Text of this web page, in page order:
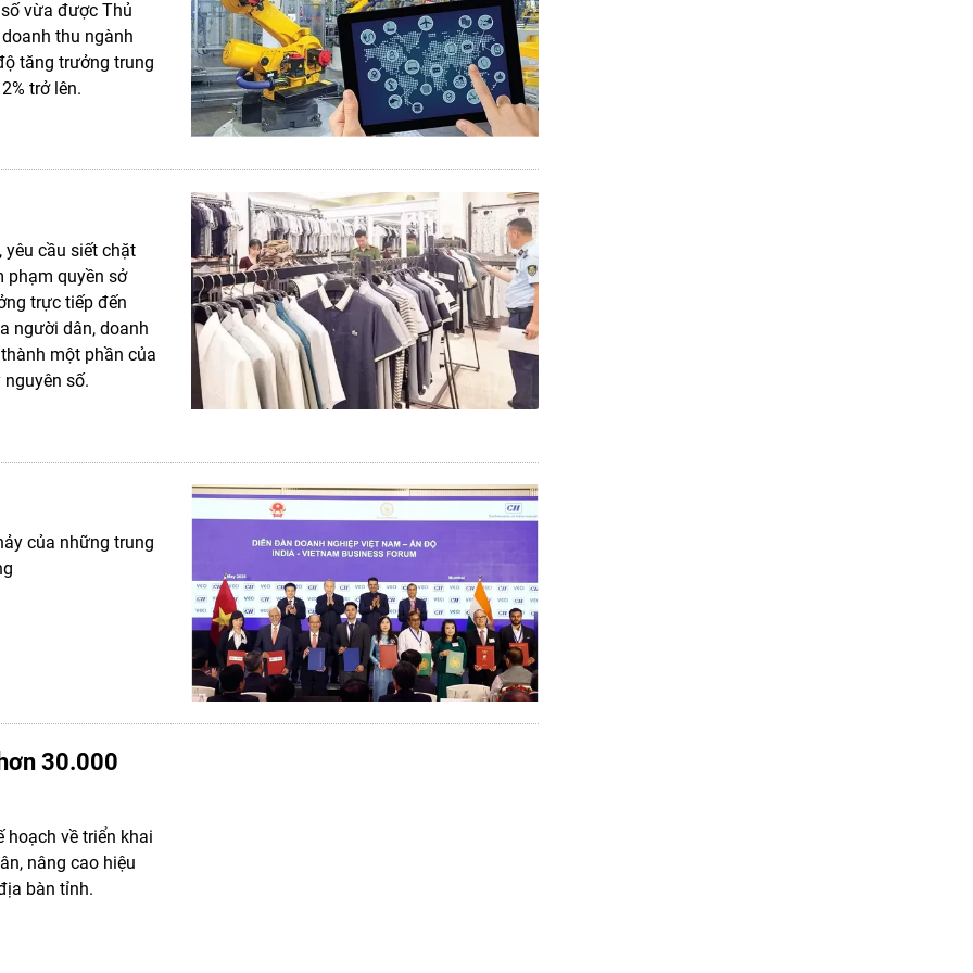
vừa được Thủ
thu ngành
tăng trưởng trung
trở lên.
yêu cầu siết chặt
phạm quyền sở
trực tiếp đến
người dân, doanh
một phần của
số.
của những trung
30.000
hoạch về triển khai
nâng cao hiệu
bàn tỉnh.